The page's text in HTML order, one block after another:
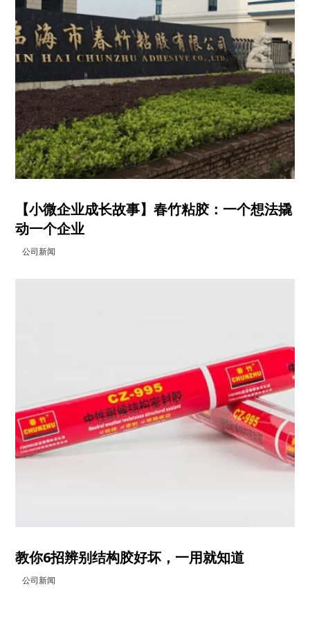
【小微企业成长故事】春竹粘胶：一个想法撬
动一个企业
公司新闻
教你6招辨别结构胶好坏，一用就知道
公司新闻